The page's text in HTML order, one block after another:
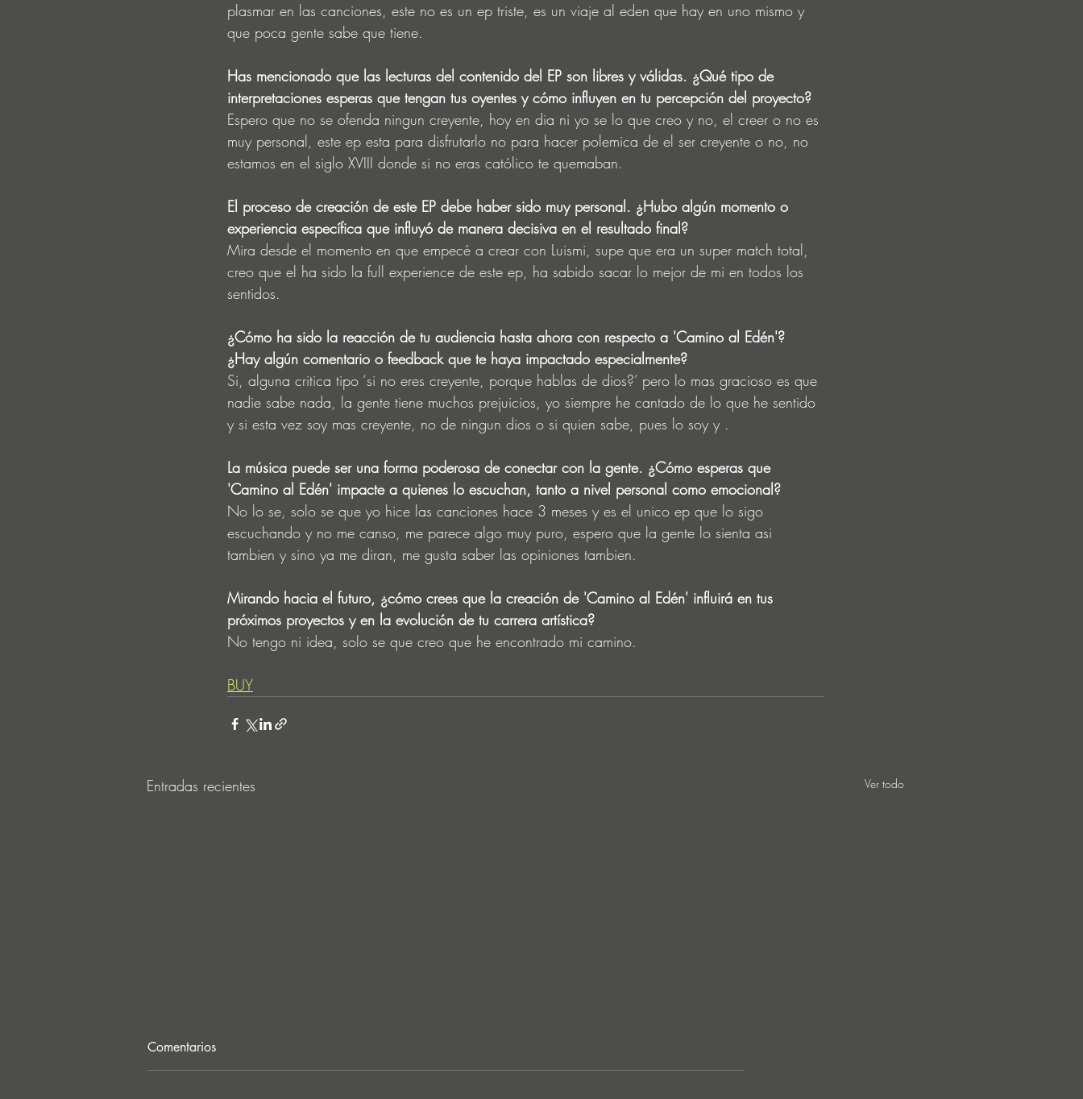
plasmar en las canciones, este no es un ep triste, es un viaje al eden que hay en uno mismo y
que poca gente sabe que tiene.
Has mencionado que las lecturas del contenido del EP son libres y válidas. ¿Qué tipo de
interpretaciones esperas que tengan tus oyentes y cómo influyen en tu percepción del proyecto?
Espero que no se ofenda ningun creyente, hoy en dia ni yo se lo que creo y no, el creer o no es
muy personal, este ep esta para disfrutarlo no para hacer polemica de el ser creyente o no, no
estamos en el siglo XVIII donde si no eras católico te quemaban.
El proceso de creación de este EP debe haber sido muy personal. ¿Hubo algún momento o
experiencia específica que influyó de manera decisiva en el resultado final?
Mira desde el momento en que empecé a crear con Luismi, supe que era un super match total,
creo que el ha sido la full experience de este ep, ha sabido sacar lo mejor de mi en todos los
sentidos.
¿Cómo ha sido la reacción de tu audiencia hasta ahora con respecto a 'Camino al Edén'?
¿Hay algún comentario o feedback que te haya impactado especialmente?
Si, alguna critica tipo ‘si no eres creyente, porque hablas de dios?’ pero lo mas gracioso es que
nadie sabe nada, la gente tiene muchos prejuicios, yo siempre he cantado de lo que he sentido
y si esta vez soy mas creyente, no de ningun dios o si quien sabe, pues lo soy y .
La música puede ser una forma poderosa de conectar con la gente. ¿Cómo esperas que
'Camino al Edén' impacte a quienes lo escuchan, tanto a nivel personal como emocional?
No lo se, solo se que yo hice las canciones hace 3 meses y es el unico ep que lo sigo
escuchando y no me canso, me parece algo muy puro, espero que la gente lo sienta asi
tambien y sino ya me diran, me gusta saber las opiniones tambien.
Mirando hacia el futuro, ¿cómo crees que la creación de 'Camino al Edén' influirá en tus
próximos proyectos y en la evolución de tu carrera artística?
No tengo ni idea, solo se que creo que he encontrado mi camino.
BUY
Entradas recientes Ver todo
Comentarios